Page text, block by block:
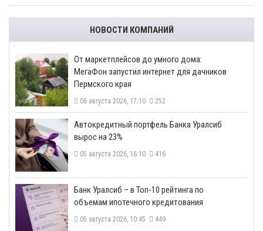
НОВОСТИ КОМПАНИЙ
От маркетплейсов до умного дома:
МегаФон запустил интернет для дачников
Пермского края
06 августа 2026, 17:10 252
​Автокредитный портфель Банка Уралсиб
вырос на 23%
05 августа 2026, 16:10 416
​Банк Уралсиб – в Топ-10 рейтинга по
объемам ипотечного кредитования
05 августа 2026, 10:45 449